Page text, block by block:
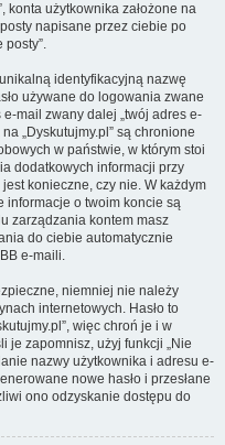
konta użytkownika założone na
napisane przez ciebie po
posty”.
identyfikacyjną nazwę
używane do logowania zwane
e-mail zwany dalej „twój adres e-
„Dyskutujmy.pl” są chronione
w państwie, w którym stoi
dodatkowych informacji przy
konieczne, czy nie. W każdym
informacje o twoim koncie są
zarządzania kontem masz
do ciebie automatycznie
e-maili.
niemniej nie należy
internetowych. Hasło to
więc chroń je i w
je zapomnisz, użyj funkcji „Nie
nazwy użytkownika i adresu e-
nowe hasło i przesłane
ono odzyskanie dostępu do